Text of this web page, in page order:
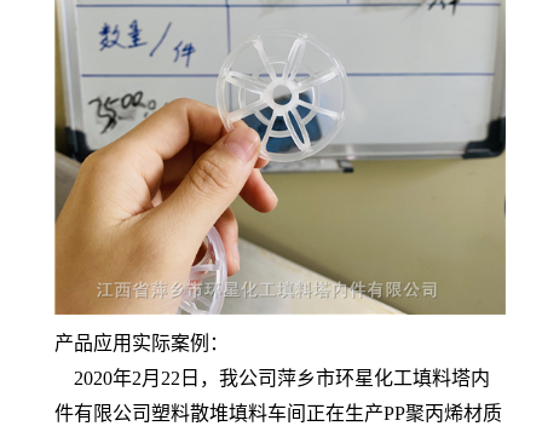
产品应用实际案例：
2020年2月22日，我公司萍乡市环星化工填料塔内
件有限公司塑料散堆填料车间正在生产PP聚丙烯材质